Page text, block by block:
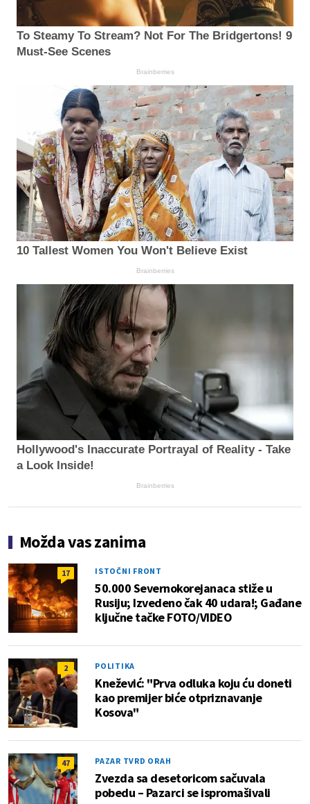
To Steamy To Stream? Not For The Bridgertons! 9
Must-See Scenes
Brainberries
10 Tallest Women You Won't Believe Exist
Brainberries
Hollywood's Inaccurate Portrayal of Reality - Take
a Look Inside!
Brainberries
Možda vas zanima
17 ISTOČNI FRONT
50.000 Severnokorejanaca stiže u
Rusiju; Izvedeno čak 40 udara!; Gađane
ključne tačke FOTO/VIDEO
2 POLITIKA
Knežević: "Prva odluka koju ću doneti
kao premijer biće otpriznavanje
Kosova"
47 PAZAR TVRD ORAH
Zvezda sa desetoricom sačuvala
pobedu – Pazarci se ispromašivali